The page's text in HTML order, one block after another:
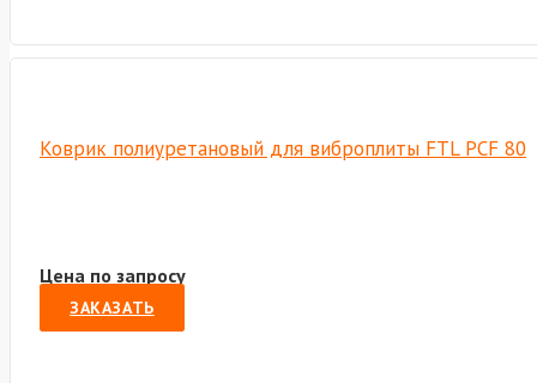
Коврик полиуретановый для виброплиты FTL PCF 80
Цена по запросу
ЗАКАЗАТЬ